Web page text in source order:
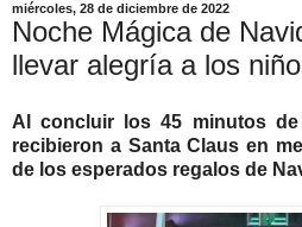
miércoles, 28 de diciembre de 2022
Noche Mágica de
llevar alegría a los
Al concluir los 45 minutos
recibieron a Santa Claus en
de los esperados regalos de